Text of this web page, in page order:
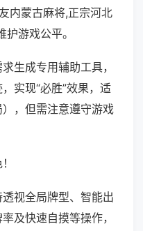
内蒙古麻将,正宗河北
游戏公平。
生成专用辅助工具，
实现“必胜”效果，适
，但需注意遵守游戏
视全局牌型、智能出
及快速自摸等操作，